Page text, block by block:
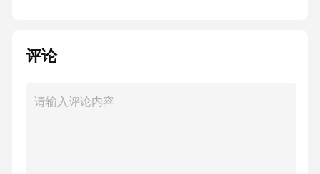
问题就读入数据,我们称这为(datapassprogram),D
ile产生许多中间文件,运行最后被删掉。DOS下
评论